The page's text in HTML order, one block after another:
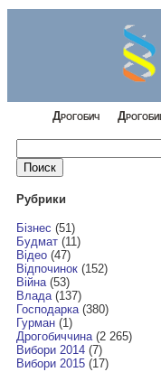
Дрогобич
Найти:
Рубрики
Бізнес (51)
Будмат(11)
Відео(47)
Відпочинок(152)
Війна(53)
Влада(137)
Господарка(380)
Гурман(1)
Дрогобиччина(2 265)
Вибори 2014(7)
Вибори 2015(17)